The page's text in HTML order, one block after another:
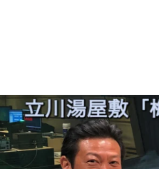
お知らせ
イベント・グッズ
YouTube
会社情報